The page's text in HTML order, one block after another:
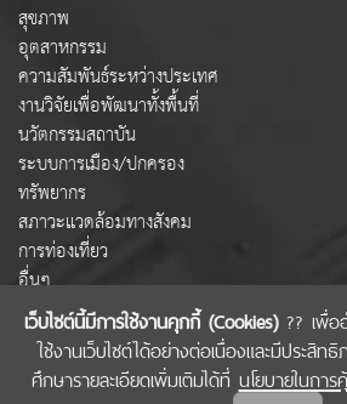
เว็บไซต์นี้มีการใช้งานคุกกี้ (Cookies)?? เพื่อ
ใช้งานเว็บไซต์ได้อย่างต่อเนื่องและมีประสิ
ศึกษารายละเอียดเพิ่มเติมได้ที่ นโยบายในกา
สุขภาพ
อุตสาหกรรม
ความสัมพันธ์ระหว่างประเทศ
งานวิจัยเพื่อพัฒนาทั้งพื้นที่
นวัตกรรมสถาบัน
ระบบการเมือง/ปกครอง
ทรัพยากร
สภาวะแวดล้อมทางสังคม
การท่องเที่ยว
อื่นๆ
COPYRIGHT © 2022 สำนักงานคณะกรรมการส่งเสริม
(สกสว.)